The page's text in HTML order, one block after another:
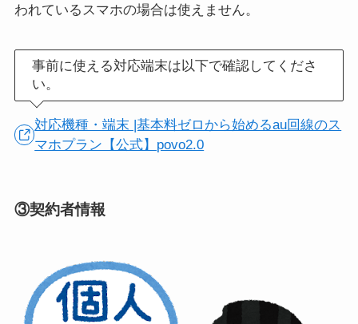
われているスマホの場合は使えません。
事前に使える対応端末は以下で確認してくださ
い。
対応機種・端末 |基本料ゼロから始めるau回線のス
マホプラン【公式】povo2.0
③契約者情報